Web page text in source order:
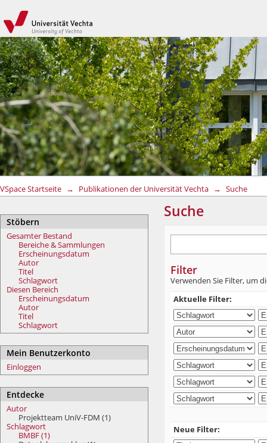
Suche
VSpace Startseite → Publikationen der Universität Vechta → Suche
Suche
Filter
Verwenden Sie Filter, um
Aktuelle Filter:
Neue Filter:
Stöbern
Gesamter Bestand
Bereiche & Sammlungen
Erscheinungsdatum
Autor
Titel
Schlagwort
Diesen Bereich
Erscheinungsdatum
Autor
Titel
Schlagwort
Mein Benutzerkonto
Einloggen
Entdecke
Autor
Projektteam UniV-FDM (1)
Schlagwort
BMBF (1)